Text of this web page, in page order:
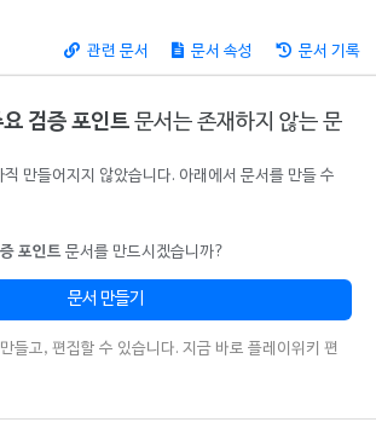
관련 문서 문서 속성 문서 기록
검증 포인트 문서는 존재하지 않는 문
만들어지지 않았습니다. 아래에서 문서를 만들 수
포인트 문서를 만드시겠습니까?
문서 만들기
들고, 편집할 수 있습니다. 지금 바로 플레이위키 편